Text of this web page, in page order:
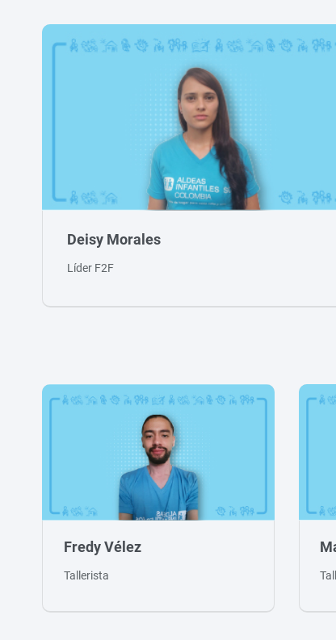
Deisy Morales
Líder F2F
Fredy Vélez
Tallerista